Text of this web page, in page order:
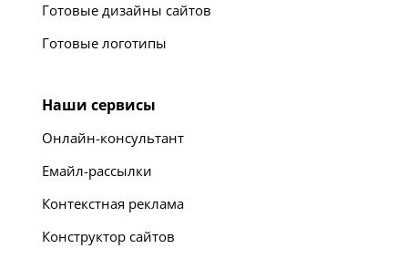
Готовые дизайны сайтов
Готовые логотипы
Наши сервисы
Онлайн-консультант
Емайл-рассылки
Контекстная реклама
Конструктор сайтов